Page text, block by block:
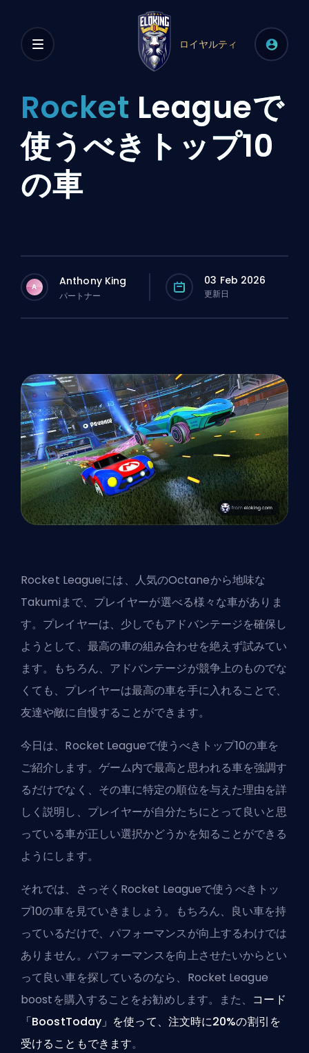
ロイヤルティ
Rocket Leagueで
使うべきトップ10
の車
A Anthony King
パートナー
03 Feb 2026
更新日
Rocket Leagueには、人気のOctaneから地味な
Takumiまで、プレイヤーが選べる様々な車がありま
す。プレイヤーは、少しでもアドバンテージを確保し
ようとして、最高の車の組み合わせを絶えず試みてい
ます。もちろん、アドバンテージが競争上のものでな
くても、プレイヤーは最高の車を手に入れることで、
友達や敵に自慢することができます。
今日は、Rocket Leagueで使うべきトップ10の車を
ご紹介します。ゲーム内で最高と思われる車を強調す
るだけでなく、その車に特定の順位を与えた理由を詳
しく説明し、プレイヤーが自分たちにとって良いと思
っている車が正しい選択かどうかを知ることができる
ようにします。
それでは、さっそくRocket Leagueで使うべきトッ
プ10の車を見ていきましょう。もちろん、良い車を持
っているだけで、パフォーマンスが向上するわけでは
ありません。パフォーマンスを向上させたいからとい
って良い車を探しているのなら、 Rocket League
boostを購入することをお勧めします。また、 コード
「BoostToday」を使って、注文時に20%の割引を
受けることもできます。